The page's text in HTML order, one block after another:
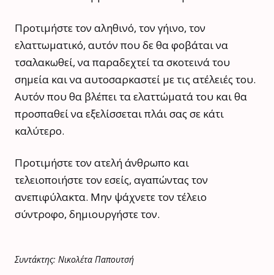
Προτιμήστε τον αληθινό, τον γήινο, τον
ελαττωματικό, αυτόν που δε θα φοβάται να
τσαλακωθεί, να παραδεχτεί τα σκοτεινά του
σημεία και να αυτοσαρκαστεί με τις ατέλειές του.
Αυτόν που θα βλέπει τα ελαττώματά του και θα
προσπαθεί να εξελίσσεται πλάι σας σε κάτι
καλύτερο.
Προτιμήστε τον ατελή άνθρωπο και
τελειοποιήστε τον εσείς, αγαπώντας τον
ανεπιφύλακτα. Μην ψάχνετε τον τέλειο
σύντροφο, δημιουργήστε τον.
Συντάκτης: Νικολέτα Παπουτσή